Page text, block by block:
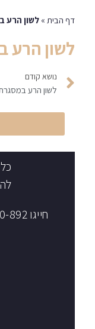
דף הבית» לשון הרע
לשון הרע
נושא קודם
חייגו 072-33-80-892 או כתבו אלינו: